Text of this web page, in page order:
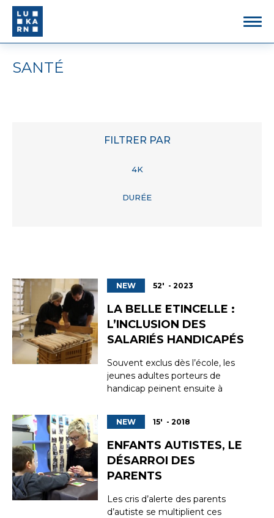
SANTÉ
FILTRER PAR
4K
DURÉE
NEW 52' - 2023
LA BELLE ETINCELLE :
L’INCLUSION DES
SALARIÉS HANDICAPÉS
Souvent exclus dès l’école, les
jeunes adultes porteurs de
handicap peinent ensuite à
travail. Seul 0,5% de la population
porteuse d’un handicap
intellectuel ou cognitif travaillerait
en « milieu ordinaire ». Mais
certains ont décidé de tordre le
cou aux idées reçu...
NEW 15' - 2018
ENFANTS AUTISTES, LE
DÉSARROI DES
PARENTS
Les cris d’alerte des parents
d’autiste se multiplient ces